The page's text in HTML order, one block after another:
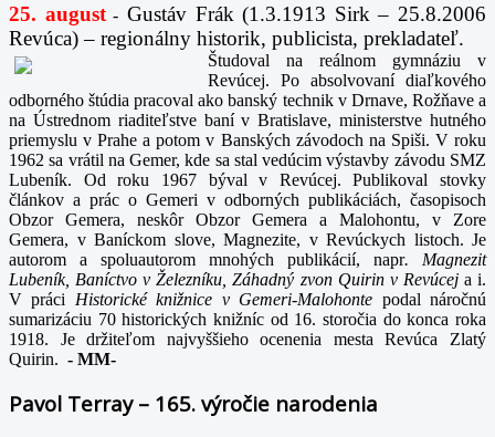
25. august- Gustáv Frák (1.3.1913 Sirk – 25.8.2006
Revúca) – regionálny historik, publicista, prekladateľ.
Študoval na reálnom gymnáziu v
Revúcej. Po absolvovaní diaľkového
odborného štúdia pracoval ako banský technik v Drnave, Rožňave a
na Ústrednom riaditeľstve baní v Bratislave, ministerstve hutného
priemyslu v Prahe a potom v Banských závodoch na Spiši. V roku
1962 sa vrátil na Gemer, kde sa stal vedúcim výstavby závodu SMZ
Lubeník. Od roku 1967 býval v Revúcej. Publikoval stovky
článkov a prác o Gemeri v odborných publikáciách, časopisoch
Obzor Gemera, neskôr Obzor Gemera a Malohontu, v Zore
Gemera, v Baníckom slove, Magnezite, v Revúckych listoch. Je
autorom a spoluautorom mnohých publikácií, napr. Magnezit
Lubeník, Baníctvo v Železníku, Záhadný zvon Quirin v Revúcej a i.
V práci Historické knižnice v Gemeri-Malohonte podal náročnú
sumarizáciu 70 historických knižníc od 16. storočia do konca roka
1918. Je držiteľom najvyššieho ocenenia mesta Revúca Zlatý
Quirin. - MM-
Pavol Terray – 165. výročie narodenia